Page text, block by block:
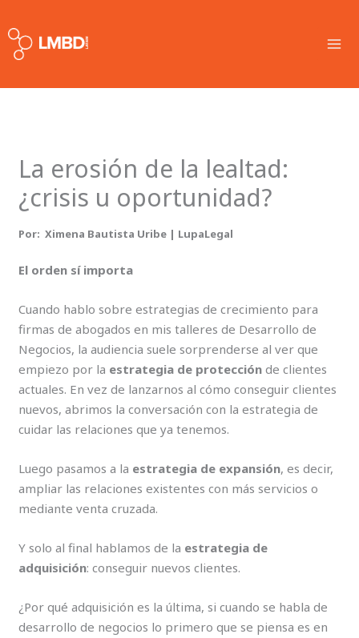
to
content
La erosión de la lealtad:
¿crisis u oportunidad?
Por: Ximena Bautista Uribe | LupaLegal
El orden sí importa
Cuando hablo sobre estrategias de crecimiento para
firmas de abogados en mis talleres de Desarrollo de
Negocios, la audiencia suele sorprenderse al ver que
empiezo por la estrategia de protección de clientes
actuales. En vez de lanzarnos al cómo conseguir clientes
nuevos, abrimos la conversación con la estrategia de
cuidar las relaciones que ya tenemos.
Luego pasamos a la estrategia de expansión, es decir,
ampliar las relaciones existentes con más servicios o
mediante venta cruzada.
Y solo al final hablamos de la estrategia de
adquisición: conseguir nuevos clientes.
¿Por qué adquisición es la última, si cuando se habla de
desarrollo de negocios lo primero que se piensa es en